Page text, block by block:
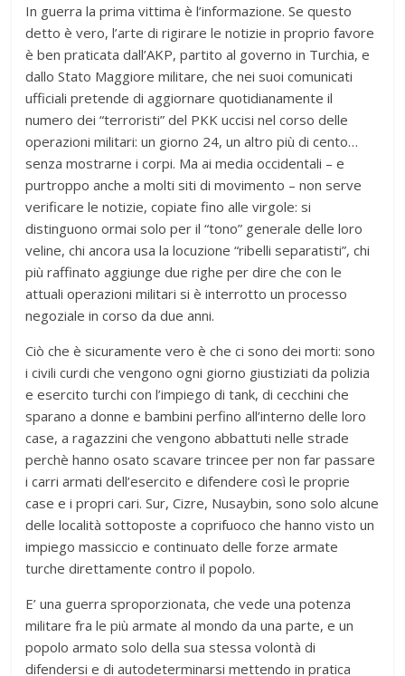
In guerra la prima vittima è l’informazione. Se questo
detto è vero, l’arte di rigirare le notizie in proprio favore
è ben praticata dall’AKP, partito al governo in Turchia, e
dallo Stato Maggiore militare, che nei suoi comunicati
ufficiali pretende di aggiornare quotidianamente il
numero dei “terroristi” del PKK uccisi nel corso delle
operazioni militari: un giorno 24, un altro più di cento…
senza mostrarne i corpi. Ma ai media occidentali – e
purtroppo anche a molti siti di movimento – non serve
verificare le notizie, copiate fino alle virgole: si
distinguono ormai solo per il “tono” generale delle loro
veline, chi ancora usa la locuzione “ribelli separatisti”, chi
più raffinato aggiunge due righe per dire che con le
attuali operazioni militari si è interrotto un processo
negoziale in corso da due anni.
Ciò che è sicuramente vero è che ci sono dei morti: sono
i civili curdi che vengono ogni giorno giustiziati da polizia
e esercito turchi con l’impiego di tank, di cecchini che
sparano a donne e bambini perfino all’interno delle loro
case, a ragazzini che vengono abbattuti nelle strade
perchè hanno osato scavare trincee per non far passare
i carri armati dell’esercito e difendere così le proprie
case e i propri cari. Sur, Cizre, Nusaybin, sono solo alcune
delle località sottoposte a coprifuoco che hanno visto un
impiego massiccio e continuato delle forze armate
turche direttamente contro il popolo.
E’ una guerra sproporzionata, che vede una potenza
militare fra le più armate al mondo da una parte, e un
popolo armato solo della sua stessa volontà di
difendersi e di autodeterminarsi mettendo in pratica